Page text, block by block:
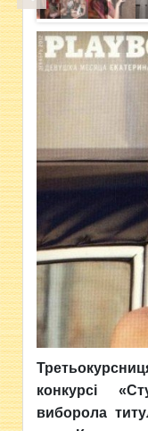
конкурсі
виборола